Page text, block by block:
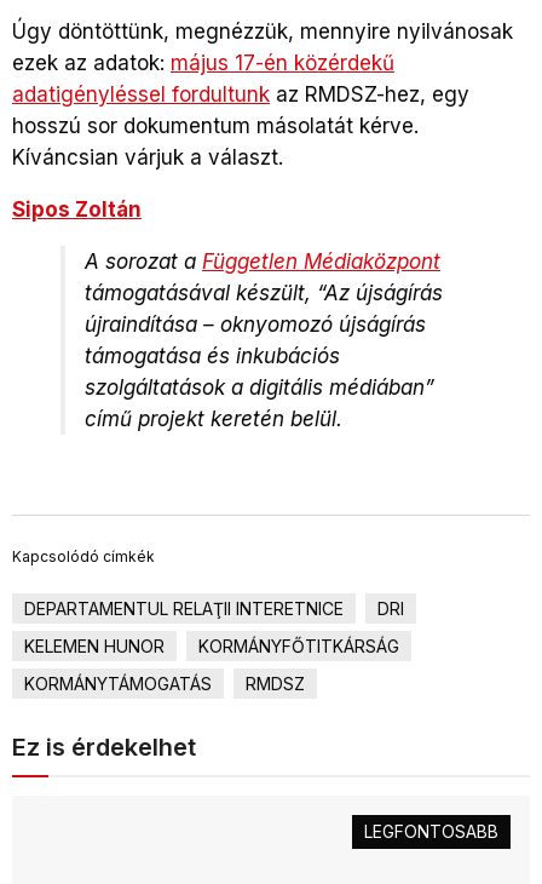
Úgy döntöttünk, megnézzük, mennyire nyilvánosak
ezek az adatok: május 17-én közérdekű
adatigényléssel fordultunk az RMDSZ-hez, egy
hosszú sor dokumentum másolatát kérve.
Kíváncsian várjuk a választ.
Sipos Zoltán
A sorozat a Független Médiaközpont
támogatásával készült, “Az újságírás
újraindítása – oknyomozó újságírás
támogatása és inkubációs
szolgáltatások a digitális médiában”
című projekt keretén belül.
Kapcsolódó címkék
DEPARTAMENTUL RELAŢII INTERETNICE
DRI
KELEMEN HUNOR
KORMÁNYFŐTITKÁRSÁG
KORMÁNYTÁMOGATÁS
RMDSZ
Ez is érdekelhet
LEGFONTOSABB